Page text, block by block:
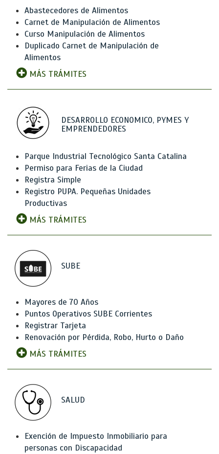
Abastecedores de Alimentos
Carnet de Manipulación de Alimentos
Curso Manipulación de Alimentos
Duplicado Carnet de Manipulación de
Alimentos
MÁS TRÁMITES
DESARROLLO ECONOMICO, PYMES Y
EMPRENDEDORES
Parque Industrial Tecnológico Santa Catalina
Permiso para Ferias de la Ciudad
Registra Simple
Registro PUPA. Pequeñas Unidades
Productivas
MÁS TRÁMITES
SUBE
Mayores de 70 Años
Puntos Operativos SUBE Corrientes
Registrar Tarjeta
Renovación por Pérdida, Robo, Hurto o Daño
MÁS TRÁMITES
SALUD
Exención de Impuesto Inmobiliario para
personas con Discapacidad